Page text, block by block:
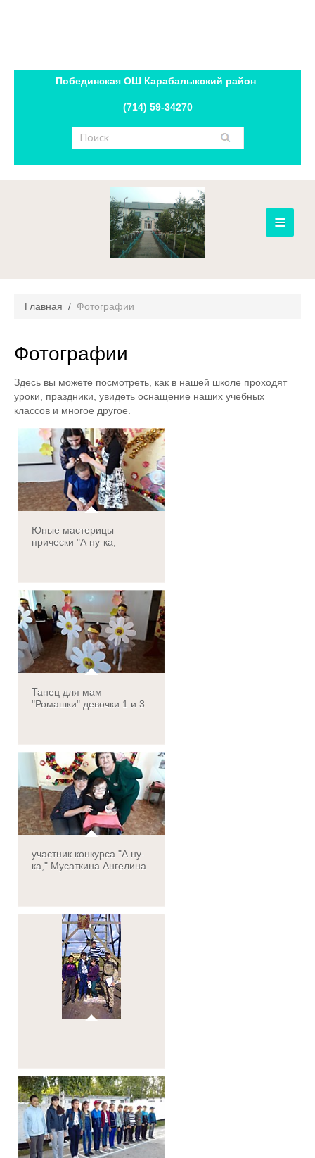
Побединская ОШ Карабалыкский район
(714) 59-34270
≡
Фотографии
Контакты
График работы кружков и спортивных секций
Главная / Фотографии
Фотографии
Здесь вы можете посмотреть, как в нашей школе проходят
уроки, праздники, увидеть оснащение наших учебных
классов и многое другое.
Юные мастерицы
прически "А ну-ка,
Танец для мам
"Ромашки" девочки 1 и 3
участник конкурса "А ну-
ка," Мусаткина Ангелина